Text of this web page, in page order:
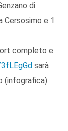
di
Cersosimo e 1
completo e
sarà
(infografica)